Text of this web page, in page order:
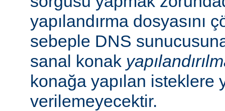
yapılandırma dosyasını
sebeple DNS
sanal konak
konağa yapılan isteklere
verilemeyecektir.